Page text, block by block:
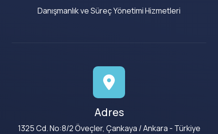
Danışmanlık ve Süreç Yönetimi Hizmetleri
Adres
1325 Cd. No:8/2 Öveçler, Çankaya / Ankara - Türkiye